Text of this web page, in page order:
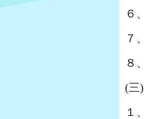
６、
７、
８、
(三)
１、